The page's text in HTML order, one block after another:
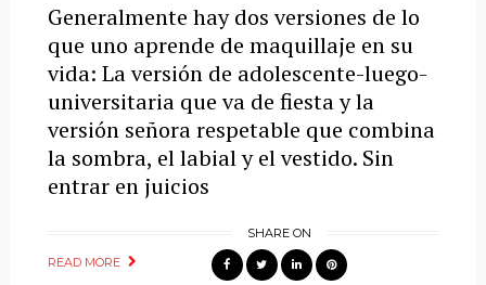
Generalmente hay dos versiones de lo
que uno aprende de maquillaje en su
vida: La versión de adolescente-luego-
universitaria que va de fiesta y la
versión señora respetable que combina
la sombra, el labial y el vestido. Sin
entrar en juicios
READ MORE
SHARE ON